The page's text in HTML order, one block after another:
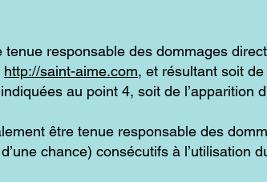
responsable des dommages
http://saint-aime.com, et résultant soit de
au point 4, soit de l’apparition
être tenue responsable des
chance) consécutifs à l’utilisation